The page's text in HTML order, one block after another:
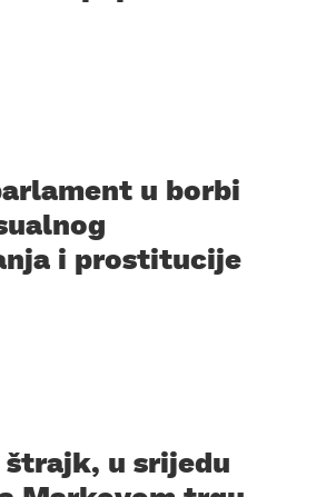
u borbi
i prostitucije
u srijedu